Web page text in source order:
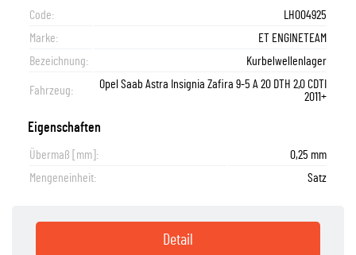
Code:
LH004925
Marke:
ET ENGINETEAM
Bezeichnung:
Kurbelwellenlager
Fahrzeug:
Opel Saab Astra Insignia Zafira 9-5 A 20 DTH 2,0 CDTI
2011+
Eigenschaften
Übermaß [mm]:
0,25 mm
Mengeneinheit:
Satz
Detail